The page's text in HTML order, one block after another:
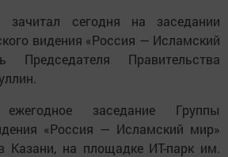
зачитал сегодня на заседании
видения «Россия — Исламский
Председателя Правительства
заседание Группы
«Россия — Исламский мир»
Казани, на площадке ИТ-парк им.